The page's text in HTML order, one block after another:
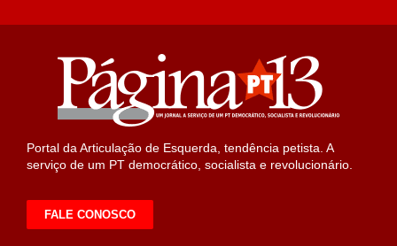
Portal da Articulação de Esquerda, tendência petista. A
serviço de um PT democrático, socialista e revolucionário.
FALE CONOSCO